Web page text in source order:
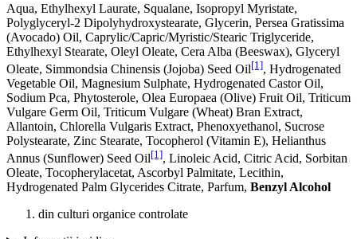
Aqua, Ethylhexyl Laurate, Squalane, Isopropyl Myristate,
Polyglyceryl-2 Dipolyhydroxystearate, Glycerin, Persea Gratissima
(Avocado) Oil, Caprylic/Capric/Myristic/Stearic Triglyceride,
Ethylhexyl Stearate, Oleyl Oleate, Cera Alba (Beeswax), Glyceryl
Oleate, Simmondsia Chinensis (Jojoba) Seed Oil[1], Hydrogenated
Vegetable Oil, Magnesium Sulphate, Hydrogenated Castor Oil,
Sodium Pca, Phytosterole, Olea Europaea (Olive) Fruit Oil, Triticum
Vulgare Germ Oil, Triticum Vulgare (Wheat) Bran Extract,
Allantoin, Chlorella Vulgaris Extract, Phenoxyethanol, Sucrose
Polystearate, Zinc Stearate, Tocopherol (Vitamin E), Helianthus
Annus (Sunflower) Seed Oil[1], Linoleic Acid, Citric Acid, Sorbitan
Oleate, Tocopherylacetat, Ascorbyl Palmitate, Lecithin,
Hydrogenated Palm Glycerides Citrate, Parfum, Benzyl Alcohol
din culturi organice controlate